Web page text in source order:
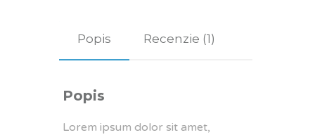
Popis Recenzie (1)
Popis
Lorem ipsum dolor sit amet,